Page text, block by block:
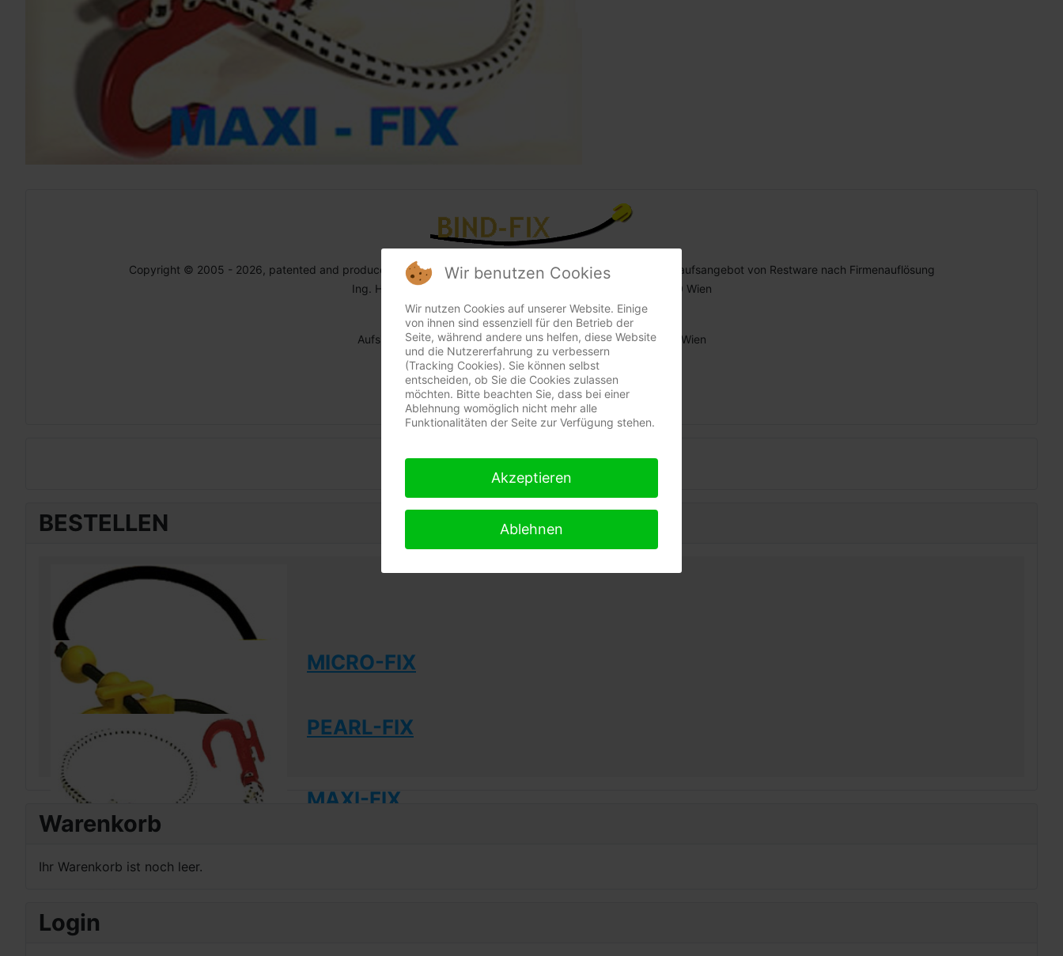
BESTELLEN
MICRO-FIX
PEARL-FIX
MAXI-FIX
Warenkorb
Ihr Warenkorb ist noch leer.
Login
Copyright © 2005 - 2026, patented and produced by BIND-FIX PROFESSIONAL ELASTICS, privates Verkaufsangebot von Restware nach Firmenauflösung
Ing. Hermann Payer, Privatperson in Rente, Seidlgasse 29, 1030 Wien
Tel. ++43/1/718 31 71, email:ing.payer/at\bind-fix.at
Aufsichtsbehörde: Mag. Bezirksamt für den 3. und 11. Bezirk / Wien
Wir benutzen Cookies
Wir nutzen Cookies auf unserer Website. Einige
von ihnen sind essenziell für den Betrieb der
Seite, während andere uns helfen, diese Website
und die Nutzererfahrung zu verbessern
(Tracking Cookies). Sie können selbst
entscheiden, ob Sie die Cookies zulassen
möchten. Bitte beachten Sie, dass bei einer
Ablehnung womöglich nicht mehr alle
Funktionalitäten der Seite zur Verfügung stehen.
Akzeptieren
Ablehnen